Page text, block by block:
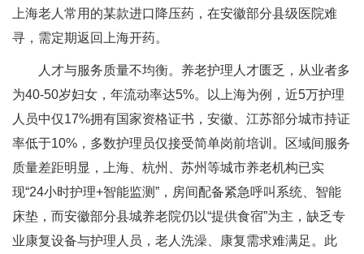
上海老人常用的某款进口降压药，在安徽部分县级医院难
寻，需定期返回上海开药。
人才与服务质量不均衡。养老护理人才匮乏，从业者多
为40-50岁妇女，年流动率达5%。以上海为例，近5万护理
人员中仅17%拥有国家资格证书，安徽、江苏部分城市持证
率低于10%，多数护理员仅接受简单岗前培训。区域间服务
质量差距明显，上海、杭州、苏州等城市养老机构已实
现“24小时护理+智能监测”，房间配备紧急呼叫系统、智能
床垫，而安徽部分县城养老院仍以“提供食宿”为主，缺乏专
业康复设备与护理人员，老人洗澡、康复需求难满足。此